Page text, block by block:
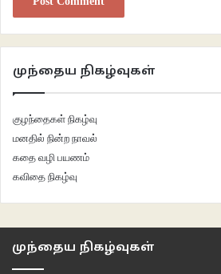
முந்தைய நிகழ்வுகள்
குழந்தைகள் நிகழ்வு
மனதில் நின்ற நாவல்
கதை வழி பயணம்
கவிதை நிகழ்வு
முந்தைய நிகழ்வுகள்